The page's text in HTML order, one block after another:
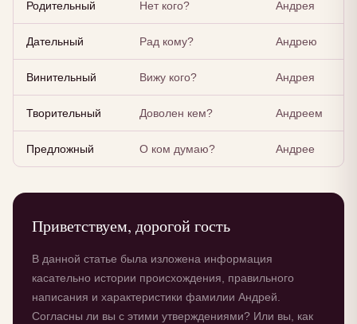
Родительный Нет кого? Андрея
Дательный Рад кому? Андрею
Винительный Вижу кого? Андрея
Творительный Доволен кем? Андреем
Предложный О ком думаю? Андрее
Приветствуем, дорогой гость
В данной статье была изложена информация
касательно истории происхождения, правильного
написания и характеристики фамилии Андрей.
Согласны ли вы с этими утверждениями? Или вы, как